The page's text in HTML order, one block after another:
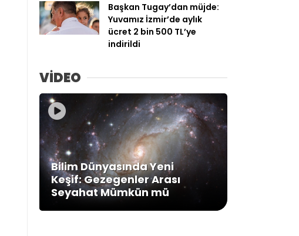
Başkan Tugay’dan müjde:
Yuvamız İzmir’de aylık
ücret 2 bin 500 TL’ye
indirildi
VİDEO
Bilim Dünyasında Yeni
Keşif: Gezegenler Arası
Seyahat Mümkün mü